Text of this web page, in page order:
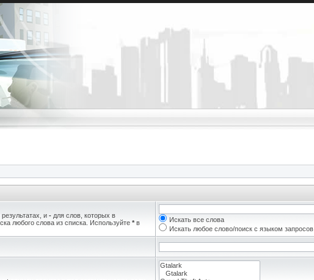
и - для слов, которых в
любого слова из списка. Используйте *в
Искать все слова
Искать любое слово/поиск с языком запросов